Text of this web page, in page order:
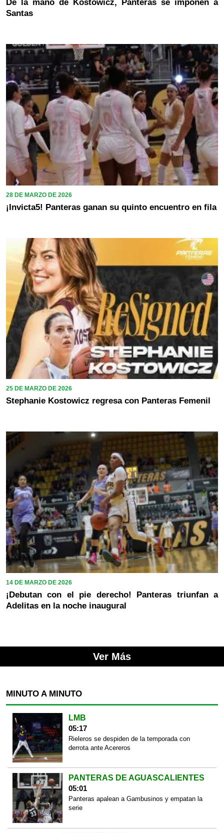
De la mano de Kostowicz, Panteras se imponen a
Santas
28 DE MARZO DE 2026
¡Invicta5! Panteras ganan su quinto encuentro en fila
25 DE MARZO DE 2026
Stephanie Kostowicz regresa con Panteras Femenil
14 DE MARZO DE 2026
¡Debutan con el pie derecho! Panteras triunfan a
Adelitas en la noche inaugural
Ver Más
MINUTO A MINUTO
LMB
05:17
Rieleros se despiden de la temporada con
derrota ante Acereros
PANTERAS DE AGUASCALIENTES
05:01
Panteras apalean a Gambusinos y empatan la
serie